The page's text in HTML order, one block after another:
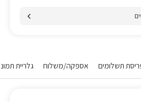
תשלומים אספקה/משלוח גלריית